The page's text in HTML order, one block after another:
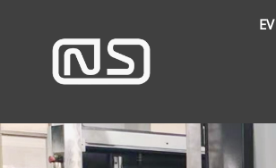
EV